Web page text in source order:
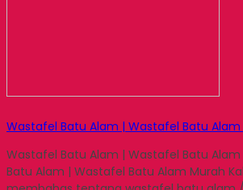
Wastafel Batu Alam | Wastafel Batu Alam
Wastafel Batu Alam | Wastafel Batu
Batu Alam | Wastafel Batu Alam Murah